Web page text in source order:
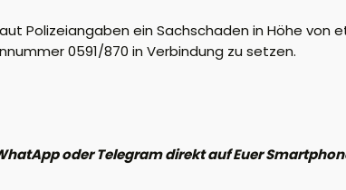
Polizeiangaben ein Sachschaden in Höhe von
0591/870 in Verbindung zu setzen.
oder Telegram direkt auf Euer